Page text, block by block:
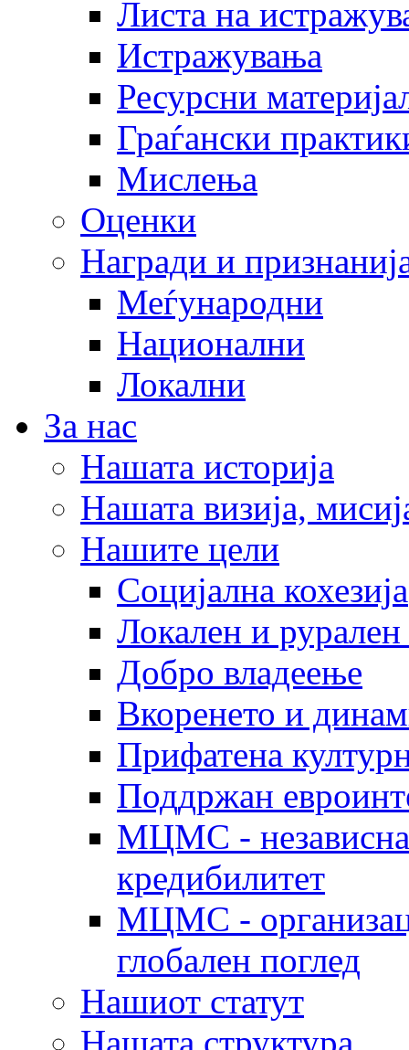
Листа на
Истражувања
Ресурсни
Граѓански
Мислења
Оценки
Награди и
Меѓународни
Национални
Локални
За нас
Нашата историја
Нашата визија,
Нашите цели
Социјална кохезија
Локален и рурален
Добро владеење
Вкоренето и
Прифатена
Поддржан
МЦМС - независна
кредибилитет
МЦМС -
глобален поглед
Нашиот статут
Нашата структура